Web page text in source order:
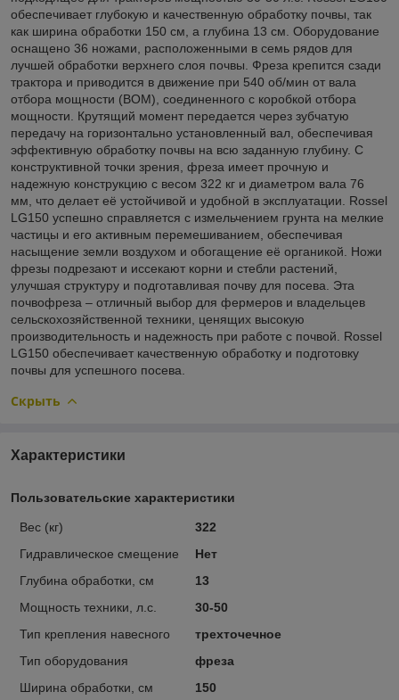
обеспечивает глубокую и качественную обработку почвы, так
как ширина обработки 150 см, а глубина 13 см. Оборудование
оснащено 36 ножами, расположенными в семь рядов для
лучшей обработки верхнего слоя почвы. Фреза крепится сзади
трактора и приводится в движение при 540 об/мин от вала
отбора мощности (ВОМ), соединенного с коробкой отбора
мощности. Крутящий момент передается через зубчатую
передачу на горизонтально установленный вал, обеспечивая
эффективную обработку почвы на всю заданную глубину. С
конструктивной точки зрения, фреза имеет прочную и
надежную конструкцию с весом 322 кг и диаметром вала 76
мм, что делает её устойчивой и удобной в эксплуатации. Rossel
LG150 успешно справляется с измельчением грунта на мелкие
частицы и его активным перемешиванием, обеспечивая
насыщение земли воздухом и обогащение её органикой. Ножи
фрезы подрезают и иссекают корни и стебли растений,
улучшая структуру и подготавливая почву для посева. Эта
почвофреза – отличный выбор для фермеров и владельцев
сельскохозяйственной техники, ценящих высокую
производительность и надежность при работе с почвой. Rossel
LG150 обеспечивает качественную обработку и подготовку
почвы для успешного посева.
Скрыть
Характеристики
Пользовательские характеристики
Вес (кг)
322
Гидравлическое смещение
Нет
Глубина обработки, см
13
Мощность техники, л.с.
30-50
Тип крепления навесного
трехточечное
Тип оборудования
фреза
Ширина обработки, см
150